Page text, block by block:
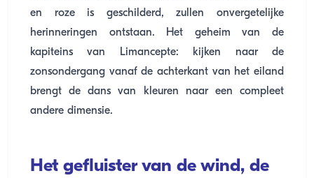
en roze is geschilderd, zullen onvergetelijke
herinneringen ontstaan. Het geheim van de
kapiteins van Limancepte: kijken naar de
zonsondergang vanaf de achterkant van het eiland
brengt de dans van kleuren naar een compleet
andere dimensie.
Het gefluister van de wind, de